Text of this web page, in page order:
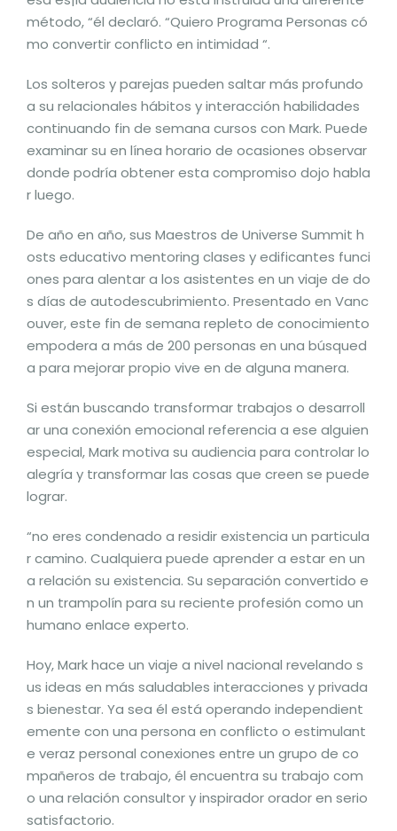
método, “él declaró. “Quiero Programa Personas có
mo convertir conflicto en intimidad “.
Los solteros y parejas pueden saltar más profundo
a su relacionales hábitos y interacción habilidades
continuando fin de semana cursos con Mark. Puede
examinar su en línea horario de ocasiones observar
donde podría obtener esta compromiso dojo habla
r luego.
De año en año, sus Maestros de Universe Summit h
osts educativo mentoring clases y edificantes funci
ones para alentar a los asistentes en un viaje de do
s días de autodescubrimiento. Presentado en Vanc
ouver, este fin de semana repleto de conocimiento
empodera a más de 200 personas en una búsqued
a para mejorar propio vive en de alguna manera.
Si están buscando transformar trabajos o desarroll
ar una conexión emocional referencia a ese alguien
especial, Mark motiva su audiencia para controlar lo
alegría y transformar las cosas que creen se puede
lograr.
“no eres condenado a residir existencia un particula
r camino. Cualquiera puede aprender a estar en un
a relación su existencia. Su separación convertido e
n un trampolín para su reciente profesión como un
humano enlace experto.
Hoy, Mark hace un viaje a nivel nacional revelando s
us ideas en más saludables interacciones y privada
s bienestar. Ya sea él está operando independient
emente con una persona en conflicto o estimulant
e veraz personal conexiones entre un grupo de co
mpañeros de trabajo, él encuentra su trabajo com
o una relación consultor y inspirador orador en serio
satisfactorio.